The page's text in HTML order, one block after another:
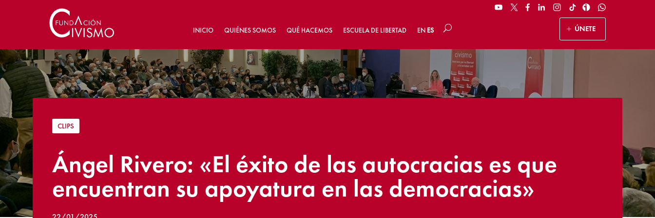
INICIO QUIÉNES SOMOS QUÉ HACEMOS ESCUELA DE LIBERTAD EN ES ÚNETE
CLIPS
Ángel Rivero: «El éxito de las autocracias es que
encuentran su apoyatura en las democracias»